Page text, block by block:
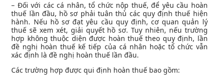
– Đối với các cá nhân, tổ chức nộp thuế, để yêu cầu hoàn
thuế lần đầu, hồ sơ phải tuân thủ các quy định thuế hiện
hành. Nếu hồ sơ đạt yêu cầu quy định, cơ quan quản lý
thuế sẽ xem xét, giải quyết hồ sơ. Tuy nhiên, nếu trường
hợp không thuộc diện được hoàn thuế theo quy định, lần
đề nghị hoàn thuế kế tiếp của cá nhân hoặc tổ chức vẫn
xác định là đề nghị hoàn thuế lần đầu.
Các trường hợp được qui định hoàn thuế bao gồm: